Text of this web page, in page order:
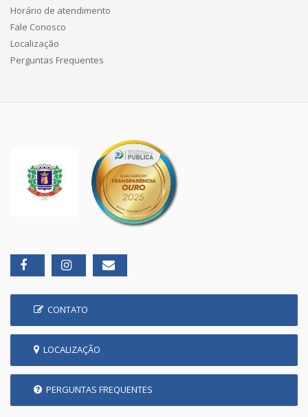
Horário de atendimento
Fale Conosco
Localização
Perguntas Frequentes
CONTATO
LOCALIZAÇÃO
PERGUNTAS FREQUENTES